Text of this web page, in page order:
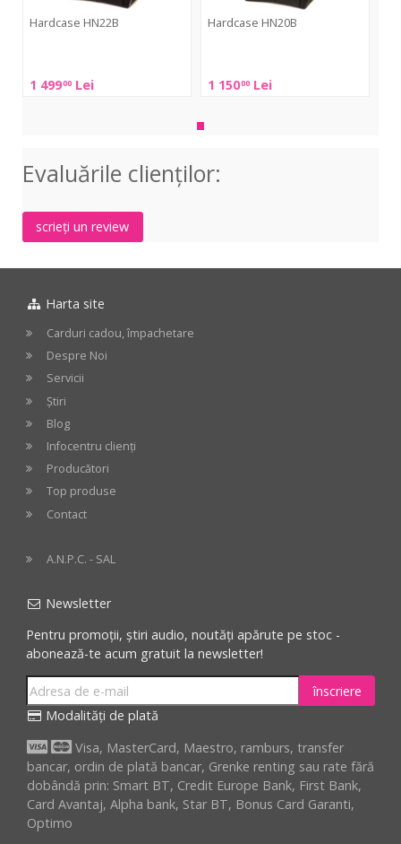
Hardcase HN22B
1 49900 Lei
HN22B
Hardcase HN20B
1 15000 Lei
HN20B
Evaluările clienţilor:
scrieți un review
Harta site
Carduri cadou, împachetare
Despre Noi
Servicii
Știri
Blog
Infocentru clienți
Producători
Top produse
Contact
A.N.P.C. - SAL
Newsletter
Pentru promoții, știri audio, noutăți apărute pe stoc -
abonează-te acum gratuit la newsletter!
înscriere
Modalități de plată
Visa, MasterCard, Maestro, ramburs, transfer
bancar, ordin de plată bancar, Grenke renting sau rate fără
dobândă prin: Smart BT, Credit Europe Bank, First Bank,
Card Avantaj, Alpha bank, Star BT, Bonus Card Garanti,
Optimo